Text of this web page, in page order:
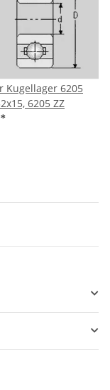
Kugellager 6205
6205 ZZ
*